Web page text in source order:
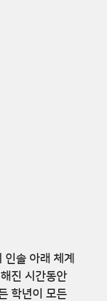
솔 아래 체계
진 시간동안
학년이 모든